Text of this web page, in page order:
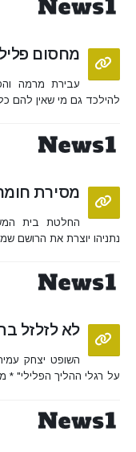
מחסום
עבירת מרמה
להילכד גם מי שאין להם כל
מסירת
החלטת בית
נתניהו יוצרת את הרושם
לא לזלזל
השופט יצחק
על רגלי ההליך הפלילי" *